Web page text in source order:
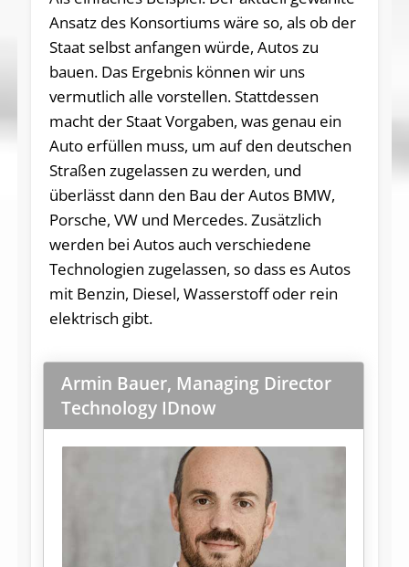
Ansatz des Konsortiums wäre so, als ob der
Staat selbst anfangen würde, Autos zu
bauen. Das Ergebnis können wir uns
vermutlich alle vorstellen. Stattdessen
macht der Staat Vorgaben, was genau ein
Auto erfüllen muss, um auf den deutschen
Straßen zugelassen zu werden, und
überlässt dann den Bau der Autos BMW,
Porsche, VW und Mercedes. Zusätzlich
werden bei Autos auch verschiedene
Technologien zugelassen, so dass es Autos
mit Benzin, Diesel, Wasserstoff oder rein
elektrisch gibt.
Armin Bauer, Managing Director
Technology IDnow